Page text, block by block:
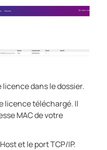
dans le dossier.
licence téléchargé. Il
MAC de votre
et le port TCP/IP.